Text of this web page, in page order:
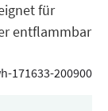
für
entflammbar
171633-200900